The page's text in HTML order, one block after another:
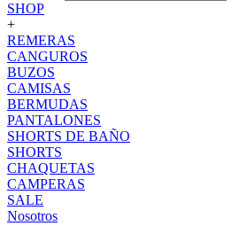
SHOP
+
REMERAS
CANGUROS
BUZOS
CAMISAS
BERMUDAS
PANTALONES
SHORTS DE BAÑO
SHORTS
CHAQUETAS
CAMPERAS
SALE
Nosotros